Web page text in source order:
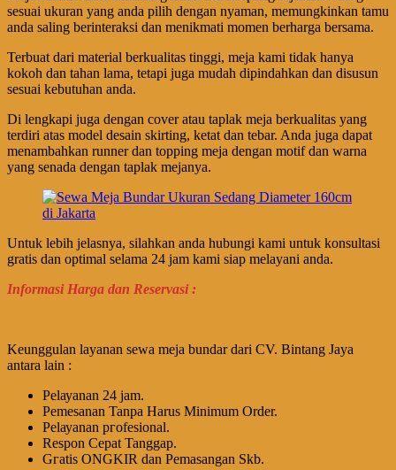
sesuai ukuran yang anda pilih dengan nyaman, memungkinkan tamu
anda saling berinteraksi dan menikmati momen berharga bersama.
Terbuat dari material berkualitas tinggi, meja kami tidak hanya
kokoh dan tahan lama, tetapi juga mudah dipindahkan dan disusun
sesuai kebutuhan anda.
Di lengkapi juga dengan cover atau taplak meja berkualitas yang
terdiri atas model desain skirting, ketat dan tebar. Anda juga dapat
menambahkan runner dan topping meja dengan motif dan warna
yang senada dengan taplak mejanya.
Untuk lebih jelasnya, silahkan anda hubungi kami untuk konsultasi
gratis dan optimal selama 24 jam kami siap melayani anda.
Informasi Harga dan Reservasi :
Keunggulan layanan sewa meja bundar dari CV. Bintang Jaya
antara lain :
Pеӏауаnаn 24 jam.
Pemesanan Tanpa Harus Minimum Order.
Pеӏауаnаn ргоfеѕіоnаӏ.
Respon Cepat Tanggap.
Gгаtіѕ ONGKIR dan Pemasangan Skb.